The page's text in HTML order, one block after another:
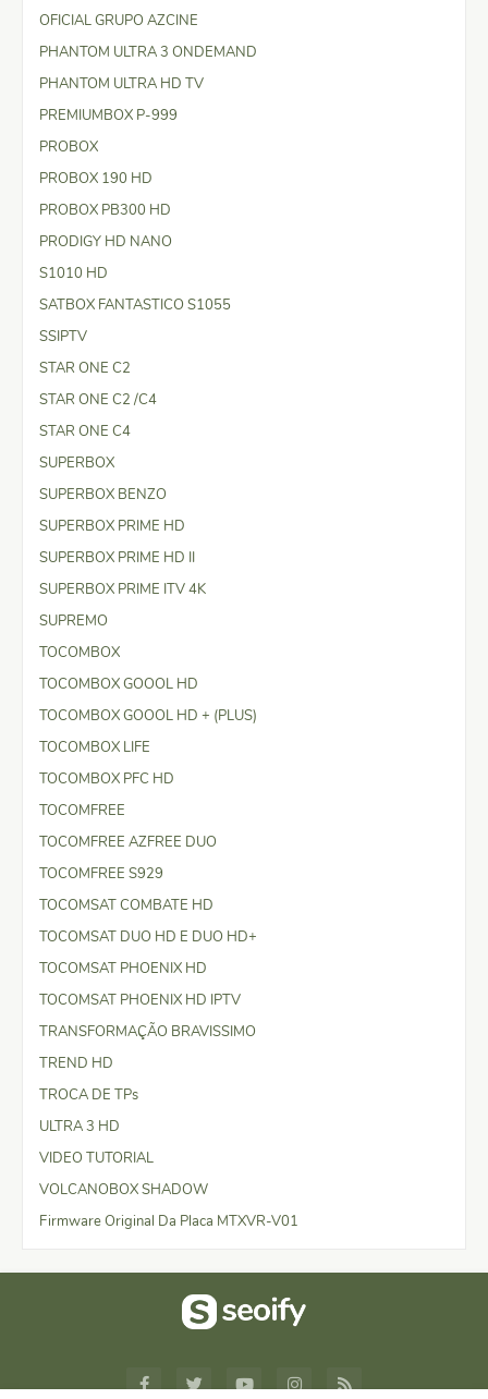
OFICIAL GRUPO AZCINE
PHANTOM ULTRA 3 ONDEMAND
PHANTOM ULTRA HD TV
PREMIUMBOX P-999
PROBOX
PROBOX 190 HD
PROBOX PB300 HD
PRODIGY HD NANO
S1010 HD
SATBOX FANTASTICO S1055
SSIPTV
STAR ONE C2
STAR ONE C2 /C4
STAR ONE C4
SUPERBOX
SUPERBOX BENZO
SUPERBOX PRIME HD
SUPERBOX PRIME HD II
SUPERBOX PRIME ITV 4K
SUPREMO
TOCOMBOX
TOCOMBOX GOOOL HD
TOCOMBOX GOOOL HD + (PLUS)
TOCOMBOX LIFE
TOCOMBOX PFC HD
TOCOMFREE
TOCOMFREE AZFREE DUO
TOCOMFREE S929
TOCOMSAT COMBATE HD
TOCOMSAT DUO HD E DUO HD+
TOCOMSAT PHOENIX HD
TOCOMSAT PHOENIX HD IPTV
TRANSFORMAÇÃO BRAVISSIMO
TREND HD
TROCA DE TPs
ULTRA 3 HD
VIDEO TUTORIAL
VOLCANOBOX SHADOW
Firmware Original Da Placa MTXVR-V01